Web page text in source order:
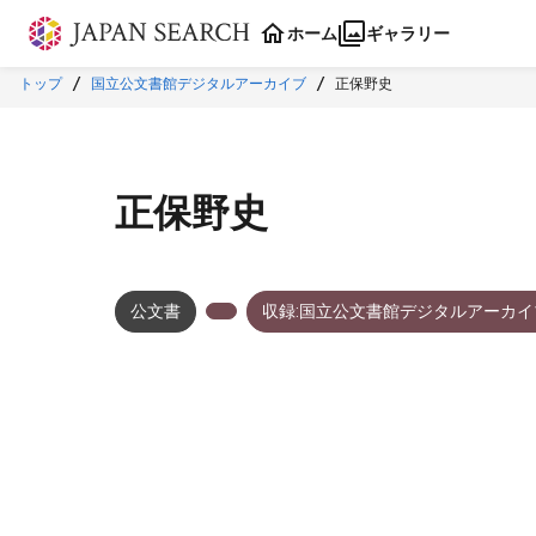
本文に飛ぶ
ホーム ギャラリー
トップ 国立公文書館デジタルアーカイブ 正保野史
正保野史
公文書 収録:国立公文書館デジタルアーカ